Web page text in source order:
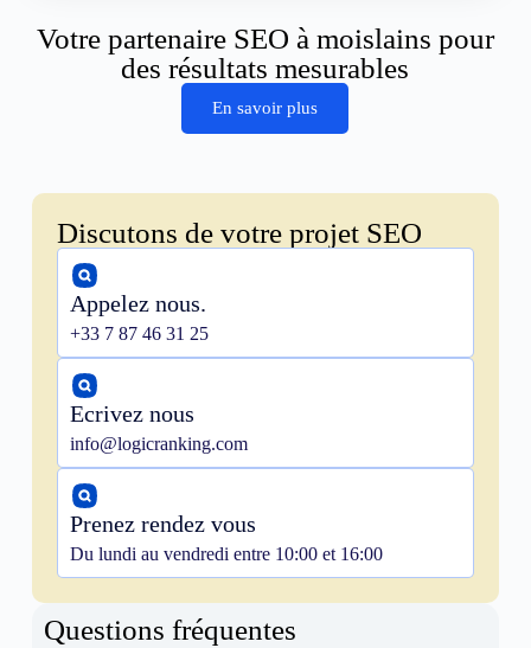
Votre partenaire SEO à moislains pour
des résultats mesurables
En savoir plus
Discutons de votre projet SEO
Appelez nous.
+33 7 87 46 31 25
Ecrivez nous
info@logicranking.com
Prenez rendez vous
Du lundi au vendredi entre 10:00 et 16:00
Questions fréquentes